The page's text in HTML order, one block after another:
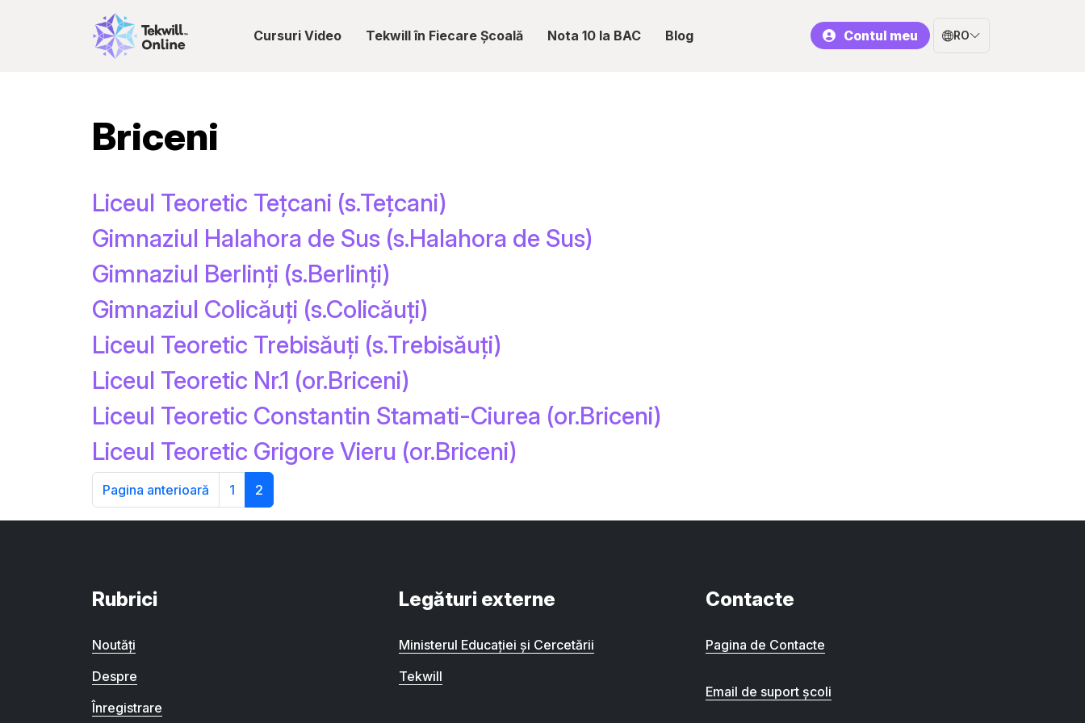
Cursuri Video Tekwill în Fiecare Școală Nota 10 la BAC Blog Contul meu RO
Briceni
Liceul Teoretic Tețcani (s.Tețcani)
Gimnaziul Halahora de Sus (s.Halahora de Sus)
Gimnaziul Berlinți (s.Berlinți)
Gimnaziul Colicăuți (s.Colicăuți)
Liceul Teoretic Trebisăuți (s.Trebisăuți)
Liceul Teoretic Nr.1 (or.Briceni)
Liceul Teoretic Constantin Stamati-Ciurea (or.Briceni)
Liceul Teoretic Grigore Vieru (or.Briceni)
Pagina anterioară 1 2
Rubrici
Noutăți
Despre
Înregistrare
Legături externe
Ministerul Educației și Cercetării
Tekwill
Contacte
Pagina de Contacte
Email de suport școli